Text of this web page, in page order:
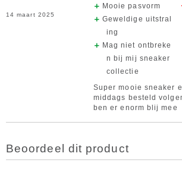
14 maart 2025
Mooie pasvorm
Geweldige uitstral
ing
Mag niet ontbreke
n bij mij sneaker
collectie
Super mooie sneaker
middags besteld
ben er enorm blij mee
Beoordeel dit product